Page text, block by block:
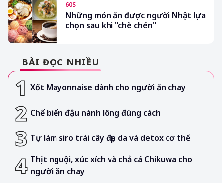
60S
Những món ăn được người Nhật lựa
chọn sau khi "chè chén"
BÀI ĐỌC NHIỀU
Xốt Mayonnaise dành cho người ăn chay
Chế biến đậu nành lông đúng cách
Tự làm siro trái cây đẹp da và detox cơ thể
Thịt nguội, xúc xích và chả cá Chikuwa cho
người ăn chay